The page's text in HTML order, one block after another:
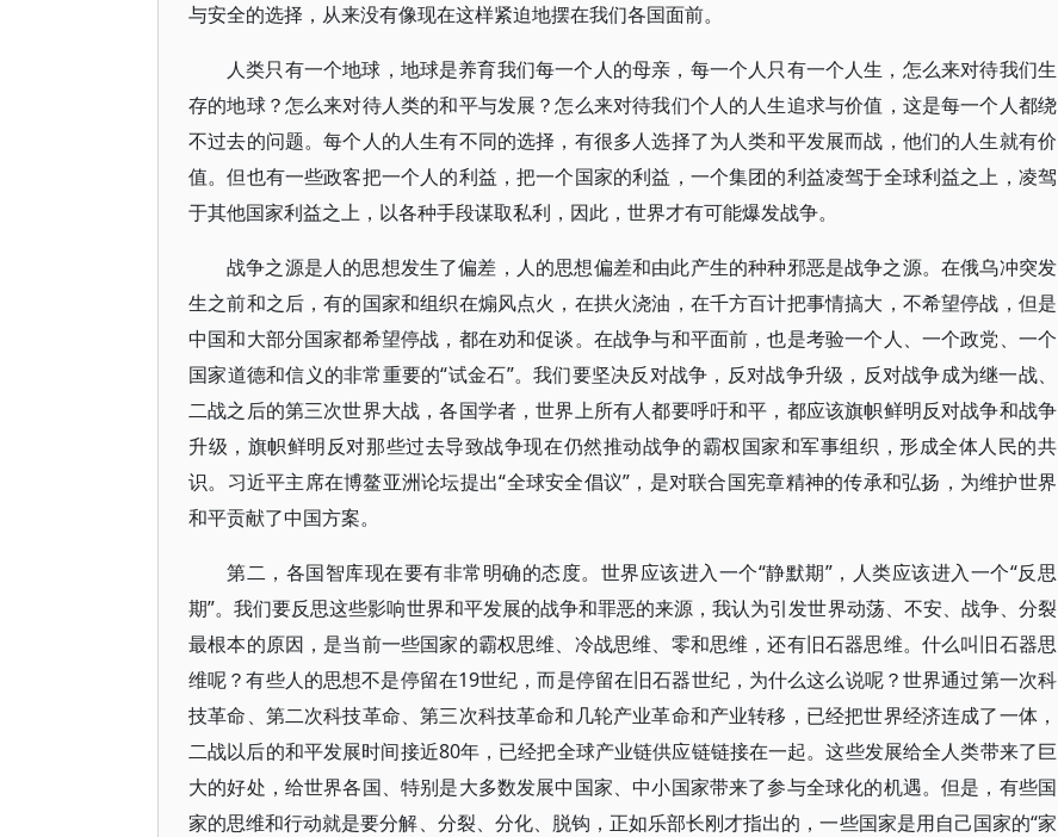
与安全的选择，从来没有像现在这样紧迫地摆在我们各国面前。
人类只有一个地球，地球是养育我们每一个人的母亲，每一个人只有一个人生，怎么来对待我们生
存的地球？怎么来对待人类的和平与发展？怎么来对待我们个人的人生追求与价值，这是每一个人都绕
不过去的问题。每个人的人生有不同的选择，有很多人选择了为人类和平发展而战，他们的人生就有价
值。但也有一些政客把一个人的利益，把一个国家的利益，一个集团的利益凌驾于全球利益之上，凌驾
于其他国家利益之上，以各种手段谋取私利，因此，世界才有可能爆发战争。
战争之源是人的思想发生了偏差，人的思想偏差和由此产生的种种邪恶是战争之源。在俄乌冲突发
生之前和之后，有的国家和组织在煽风点火，在拱火浇油，在千方百计把事情搞大，不希望停战，但是
中国和大部分国家都希望停战，都在劝和促谈。在战争与和平面前，也是考验一个人、一个政党、一个
国家道德和信义的非常重要的“试金石”。我们要坚决反对战争，反对战争升级，反对战争成为继一战、
二战之后的第三次世界大战，各国学者，世界上所有人都要呼吁和平，都应该旗帜鲜明反对战争和战争
升级，旗帜鲜明反对那些过去导致战争现在仍然推动战争的霸权国家和军事组织，形成全体人民的共
识。习近平主席在博鳌亚洲论坛提出“全球安全倡议”，是对联合国宪章精神的传承和弘扬，为维护世界
和平贡献了中国方案。
第二，各国智库现在要有非常明确的态度。世界应该进入一个“静默期”，人类应该进入一个“反思
期”。我们要反思这些影响世界和平发展的战争和罪恶的来源，我认为引发世界动荡、不安、战争、分裂
最根本的原因，是当前一些国家的霸权思维、冷战思维、零和思维，还有旧石器思维。什么叫旧石器思
维呢？有些人的思想不是停留在19世纪，而是停留在旧石器世纪，为什么这么说呢？世界通过第一次科
技革命、第二次科技革命、第三次科技革命和几轮产业革命和产业转移，已经把世界经济连成了一体，
二战以后的和平发展时间接近80年，已经把全球产业链供应链链接在一起。这些发展给全人类带来了巨
大的好处，给世界各国、特别是大多数发展中国家、中小国家带来了参与全球化的机遇。但是，有些国
家的思维和行动就是要分解、分裂、分化、脱钩，正如乐部长刚才指出的，一些国家是用自己国家的“家